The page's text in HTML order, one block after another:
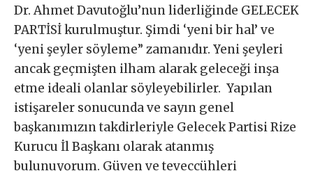
Dr. Ahmet Davutoğlu’nun liderliğinde GELECEK
PARTİSİ kurulmuştur. Şimdi ‘yeni bir hal’ ve
‘yeni şeyler söyleme” zamanıdır. Yeni şeyleri
ancak geçmişten ilham alarak geleceği inşa
etme ideali olanlar söyleyebilirler. Yapılan
istişareler sonucunda ve sayın genel
başkanımızın takdirleriyle Gelecek Partisi Rize
Kurucu İl Başkanı olarak atanmış
bulunuyorum. Güven ve teveccühleri